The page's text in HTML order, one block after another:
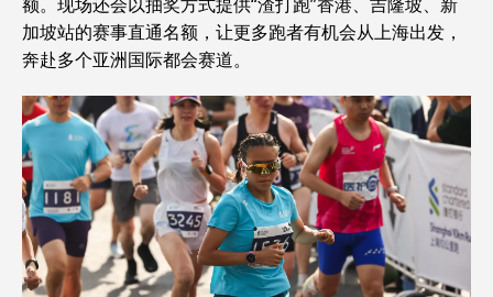
加坡站的赛事直通名额，让更多跑者有机会从上海出发，
奔赴多个亚洲国际都会赛道。